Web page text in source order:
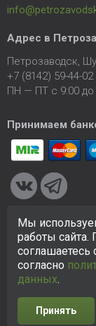
Адрес в
Петрозаводск,
+7 (8142) 59-44-02
ПН — ПТ с 9:00 до
Принимаем
© 2005-2026 ООО
создан
информация на
Политика в
Разработка сайта
Мы
работы сайта.
соглашаетесь
согласно
данных.
Принять